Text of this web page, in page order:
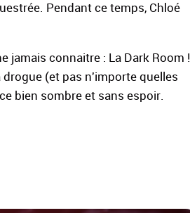
Pendant ce temps, Chloé
jamais connaitre : La Dark Room !
(et pas n'importe quelles
bien sombre et sans espoir.